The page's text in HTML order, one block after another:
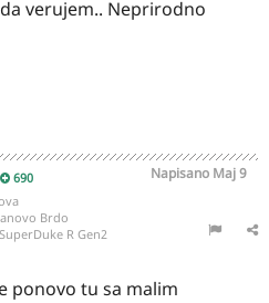
verujem.. Neprirodno
690 Napisano Maj 9
Brdo
R Gen2
ponovo tu sa malim